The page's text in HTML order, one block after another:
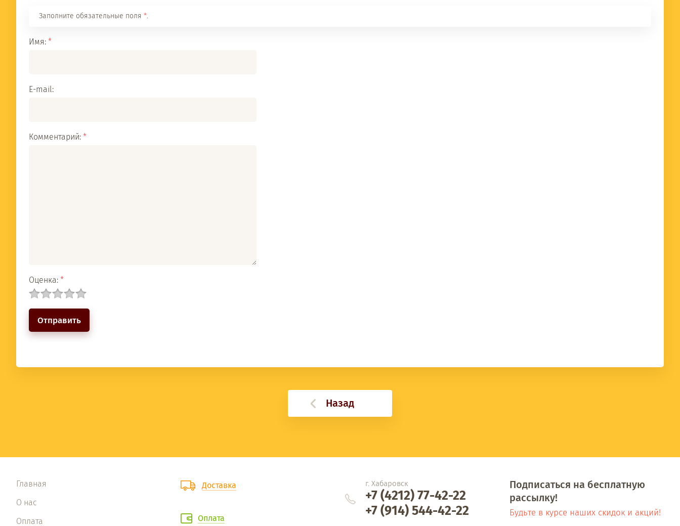
Заполните обязательные поля *.
Имя: *
E-mail:
Комментарий: *
Оценка: *
Назад
Главная
О нас
Оплата
Доставка
Оплата
г. Хабаровск
+7 (4212) 77-42-22
+7 (914) 544-42-22
Подписаться на бесплатную
рассылку!
Будьте в курсе наших скидок и акций!